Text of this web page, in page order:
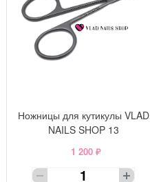
Ножницы для кутикулы VLAD
NAILS SHOP 13
1 200 ₽